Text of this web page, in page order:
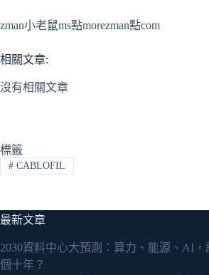
zman小老鼠ms點morezman點com
相關文章:
沒有相關文章
標籤
#CABLOFIL
最新文章
2030資料中心大預測：算力、能源、AI
個十年？